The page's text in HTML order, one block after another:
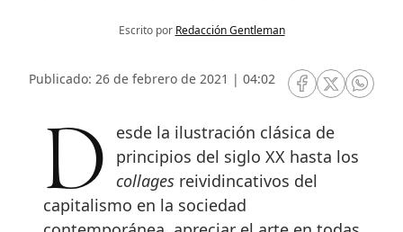
Escrito por Redacción Gentleman
Publicado: 26 de febrero de 2021 | 04:02
RRSS Facebook
RRSSRRSS
Desde la ilustración clásica de
principios del siglo XX hasta los
collages reividincativos del
capitalismo en la sociedad